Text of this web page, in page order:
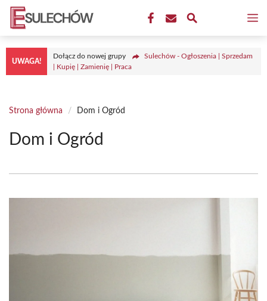
Przejdź
treści
UWAGA!
Dołącz do nowej grupy
Sulechów - Ogłoszenia | Sprzedam
| Kupię | Zamienię | Praca
Strona główna / Dom i Ogród
Dom i Ogród